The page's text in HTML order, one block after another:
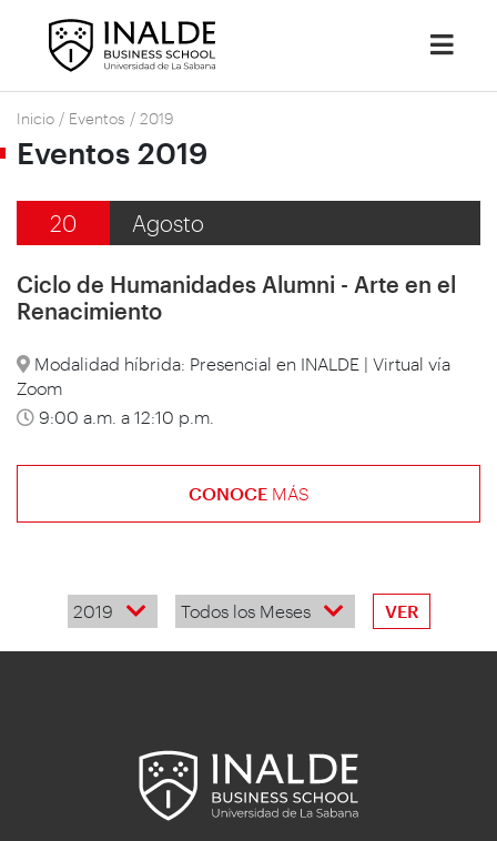
Inicio / Eventos / 2019
Eventos 2019
20 Agosto
Ciclo de Humanidades Alumni - Arte en el
Renacimiento
Modalidad híbrida: Presencial en INALDE | Virtual vía
Zoom
9:00 a.m. a 12:10 p.m.
CONOCEMÁS
2019 Todos los Meses VER